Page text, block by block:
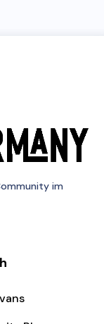
im